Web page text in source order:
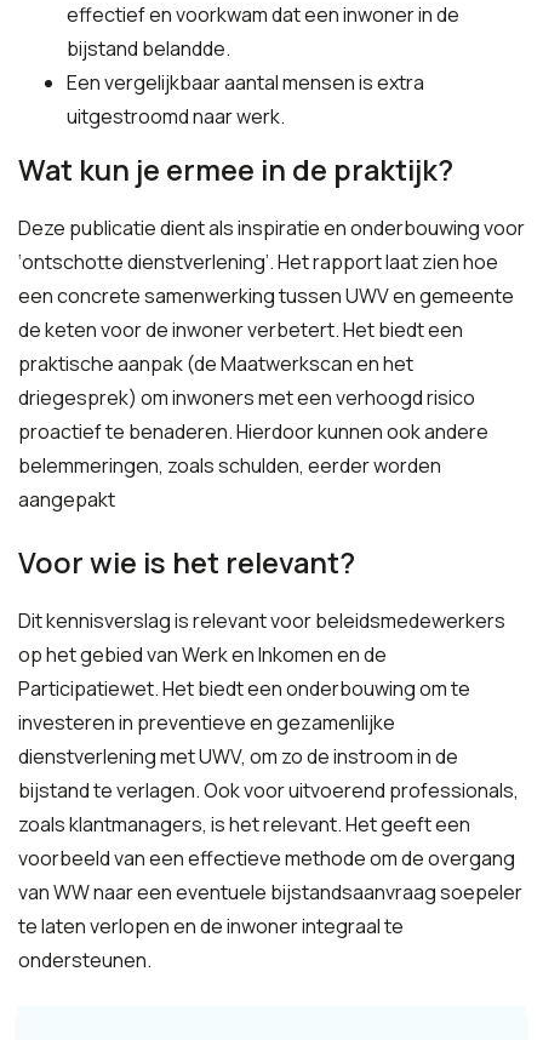
effectief en voorkwam dat een inwoner in de
bijstand belandde.
Een vergelijkbaar aantal mensen is extra
uitgestroomd naar werk.
Wat kun je ermee in de praktijk?
Deze publicatie dient als inspiratie en onderbouwing voor
‘ontschotte dienstverlening’. Het rapport laat zien hoe
een concrete samenwerking tussen UWV en gemeente
de keten voor de inwoner verbetert. Het biedt een
praktische aanpak (de Maatwerkscan en het
driegesprek) om inwoners met een verhoogd risico
proactief te benaderen. Hierdoor kunnen ook andere
belemmeringen, zoals schulden, eerder worden
aangepakt
Voor wie is het relevant?
Dit kennisverslag is relevant voor beleidsmedewerkers
op het gebied van Werk en Inkomen en de
Participatiewet. Het biedt een onderbouwing om te
investeren in preventieve en gezamenlijke
dienstverlening met UWV, om zo de instroom in de
bijstand te verlagen. Ook voor uitvoerend professionals,
zoals klantmanagers, is het relevant. Het geeft een
voorbeeld van een effectieve methode om de overgang
van WW naar een eventuele bijstandsaanvraag soepeler
te laten verlopen en de inwoner integraal te
ondersteunen.